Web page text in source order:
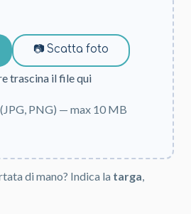
📷 Scatta foto
trascina il file qui
PNG) — max 10 MB
di mano? Indica la targa,